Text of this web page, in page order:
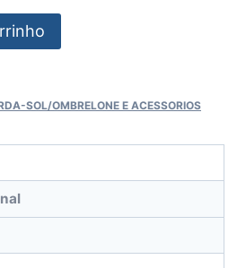
SOL/OMBRELONE E ACESSORIOS